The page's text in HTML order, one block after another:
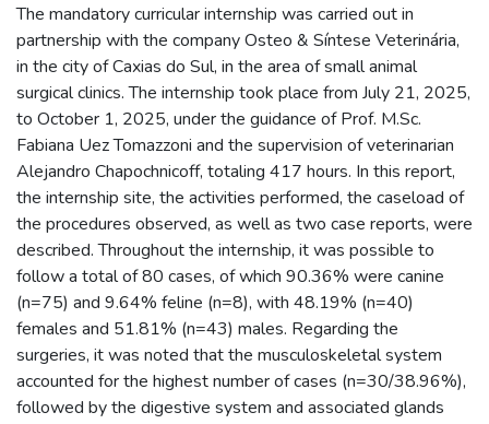
The mandatory curricular internship was carried out in
partnership with the company Osteo & Síntese Veterinária,
in the city of Caxias do Sul, in the area of small animal
surgical clinics. The internship took place from July 21, 2025,
to October 1, 2025, under the guidance of Prof. M.Sc.
Fabiana Uez Tomazzoni and the supervision of veterinarian
Alejandro Chapochnicoff, totaling 417 hours. In this report,
the internship site, the activities performed, the caseload of
the procedures observed, as well as two case reports, were
described. Throughout the internship, it was possible to
follow a total of 80 cases, of which 90.36% were canine
(n=75) and 9.64% feline (n=8), with 48.19% (n=40)
females and 51.81% (n=43) males. Regarding the
surgeries, it was noted that the musculoskeletal system
accounted for the highest number of cases (n=30/38.96%),
followed by the digestive system and associated glands